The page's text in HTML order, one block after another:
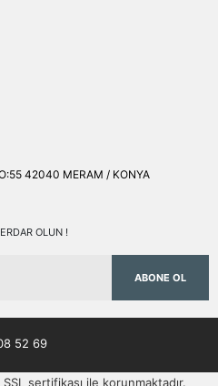
42040 MERAM / KONYA
OLUN !
ABONE OL
52 69
sertifikası ile korunmaktadır.